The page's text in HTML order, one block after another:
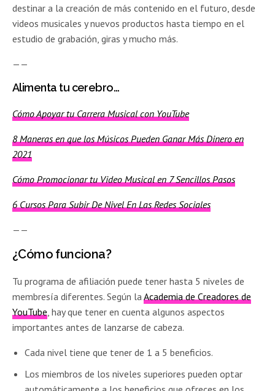
destinar a la creación de más contenido en el futuro, desde
videos musicales y nuevos productos hasta tiempo en el
estudio de grabación, giras y mucho más.
——
Alimenta tu cerebro…
Cómo Apoyar tu Carrera Musical con YouTube
8 Maneras en que los Músicos Pueden Ganar Más Dinero en
2021
Cómo Promocionar tu Video Musical en 7 Sencillos Pasos
6 Cursos Para Subir De Nivel En Las Redes Sociales
——
¿Cómo funciona?
Tu programa de afiliación puede tener hasta 5 niveles de
membresía diferentes. Según laAcademia de Creadores de
YouTube, hay que tener en cuenta algunos aspectos
importantes antes de lanzarse de cabeza.
Cada nivel tiene que tener de 1 a 5 beneficios.
Los miembros de los niveles superiores pueden optar